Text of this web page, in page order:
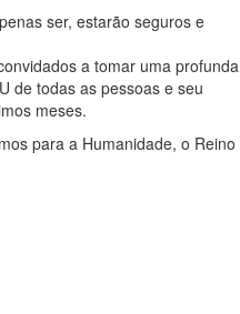
ser, estarão seguros e
a tomar uma profunda
de todas as pessoas e seu
meses.
para a Humanidade, o Reino